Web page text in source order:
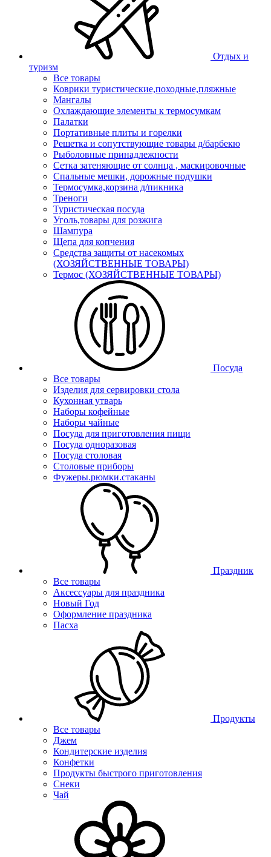
Отдых и
туризм
Все товары
Коврики туристические,походные,пляжные
Мангалы
Охлаждающие элементы к термосумкам
Палатки
Портативные плиты и горелки
Решетка и сопутствующие товары д/барбекю
Рыболовные принадлежности
Сетка затеняющие от солнца , маскировочные
Спальные мешки, дорожные подушки
Термосумка,корзина д/пикника
Треноги
Туристическая посуда
Уголь,товары для розжига
Шампура
Щепа для копчения
Средства защиты от насекомых
(ХОЗЯЙСТВЕННЫЕ ТОВАРЫ)
Термос (ХОЗЯЙСТВЕННЫЕ ТОВАРЫ)
Посуда
Все товары
Изделия для сервировки стола
Кухонная утварь
Наборы кофейные
Наборы чайные
Посуда для приготовления пищи
Посуда одноразовая
Посуда столовая
Столовые приборы
Фужеры.рюмки.стаканы
Праздник
Все товары
Аксессуары для праздника
Новый Год
Оформление праздника
Пасха
Продукты
Все товары
Джем
Кондитерские изделия
Конфетки
Продукты быстрого приготовления
Снеки
Чай